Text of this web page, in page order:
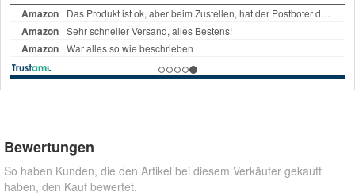
Bewertungen
So haben Kunden, die den Artikel bei diesem Verkäufer gekauft
haben, den Kauf bewertet.